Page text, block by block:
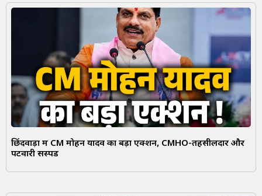
छिंदवाड़ा में CM मोहन यादव का बड़ा एक्शन, CMHO-तहसीलदार और
पटवारी सस्पेंड